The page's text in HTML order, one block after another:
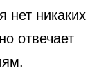
нет никаких
отвечает